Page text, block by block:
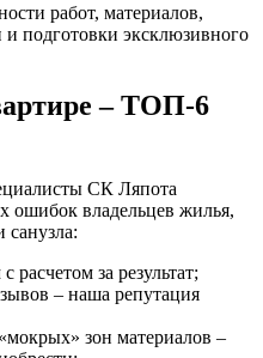
работ, материалов,
подготовки эксклюзивного
– ТОП-6
СК Ляпота
ошибок владельцев жилья,
санузла:
расчетом за результат;
– наша репутация
зон материалов –